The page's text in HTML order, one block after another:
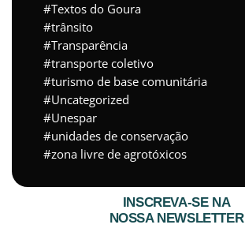
Textos do Goura
trânsito
Transparência
transporte coletivo
turismo de base comunitária
Uncategorized
Unespar
unidades de conservação
zona livre de agrotóxicos
INSCREVA-SE NA
NOSSA NEWSLETTER